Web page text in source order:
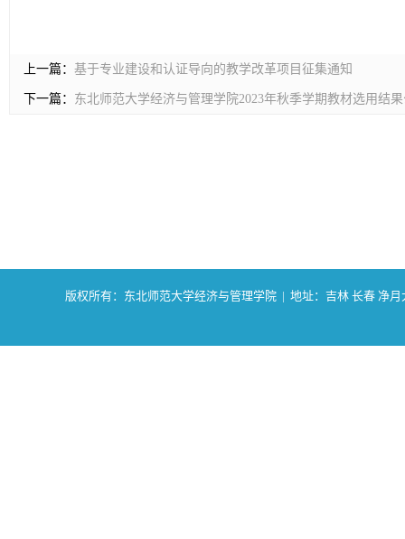
上一篇： 基于专业建设和认证导向的教学改革项目征集通知
下一篇： 东北师范大学经济与管理学院2023年秋季学期教材选用结
版权所有：东北师范大学经济与管理学院 | 地址：吉林 长春